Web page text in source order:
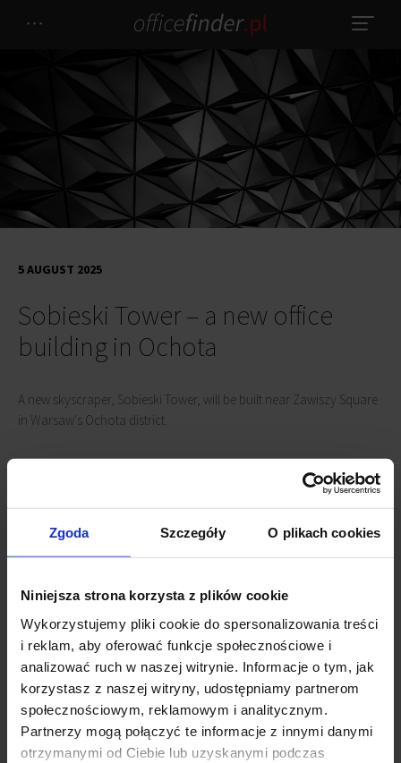
Zgoda Szczegóły O plikach cookies
Niniejsza strona korzysta z plików cookie
Wykorzystujemy pliki cookie do spersonalizowania treści
i reklam, aby oferować funkcje społecznościowe i
analizować ruch w naszej witrynie. Informacje o tym, jak
korzystasz z naszej witryny, udostępniamy partnerom
społecznościowym, reklamowym i analitycznym.
Partnerzy mogą połączyć te informacje z innymi danymi
otrzymanymi od Ciebie lub uzyskanymi podczas
Sobieski Tower – a new office
building in Ochota
5 AUGUST 2025
A new skyscraper, Sobieski Tower, will be built near Zawiszy Square
in Warsaw's Ochota district.
developer intended to build a 160-meter structure, but the final
version approved by the December 2021 regulation provides for a
slightly more modest project – 130 meters.
approximately 77,000 sq m. The investment will consist of four
segments of different heights: 108 meters (27 floors), 116 meters (30
floors), 127 meters (32 floors), and 130 meters (34 floors).
Connected news
Sobieski Tower applies for building permit(29 August
2023)